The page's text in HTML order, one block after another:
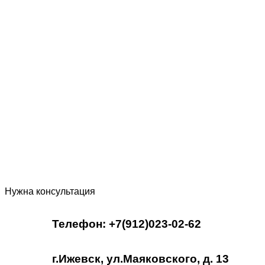
Нужна консультация
Телефон: +7(912)023-02-62
г.Ижевск, ул.Маяковского, д. 13